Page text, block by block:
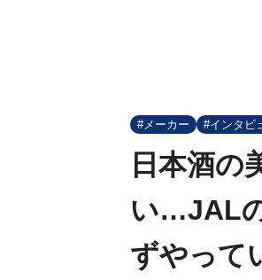
#メーカー #インタビ
日本酒の
い…JAL
ずやって